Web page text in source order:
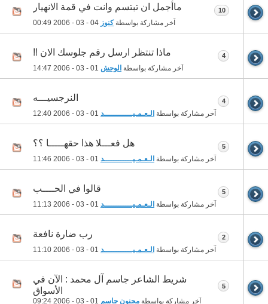
ماأجمل ان تبتسم وانت في قمة الانهيار
آخر مشاركة بواسطةكنوز 00:49
10
ماذا تنتظر ارسل رقم جلوسك الان !!
آخر مشاركة بواسطة الوحش 14:47
4
النرجسيـــه
آخر مشاركة بواسطة الـعـمـيــــــــــــد 12:40
4
هل فعـــلا هذا حقهـــــا ؟؟
آخر مشاركة بواسطة الـعـمـيــــــــــــد 11:46
5
قالوا في الحــــب
آخر مشاركة بواسطة الـعـمـيــــــــــــد 11:13
5
رب ضارة نافعة
آخر مشاركة بواسطة الـعـمـيــــــــــــد 11:10
2
شريط الشاعر جاسم آل محمد : الآن في
الأسواق
آخر مشاركة بواسطة مجنون جاسم 09:24
5